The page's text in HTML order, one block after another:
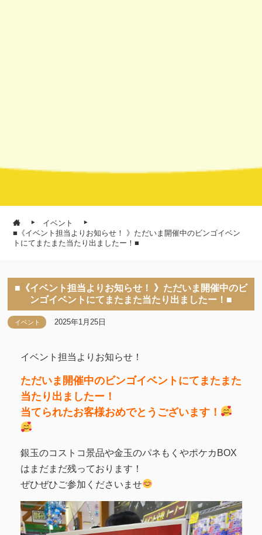
イベント
■《イベント担当よりお知らせ！ 》ただいま開催中のビンゴイベン
トにてまたまた当たり出ましたー！■
■《イベント担当よりお知らせ！ 》ただいま開催中のビ
ンゴイベントにてまたまた当たり出ましたー！■
イベント 2025年1月25日
イベント担当よりお知らせ！
ただいま開催中のビンゴイベントにてまたまた
当たり出ましたー！
当てられたお客様おめでとうございます！
銀玉のコストコ景品や金玉のパネもくやポケカBOX
はまだまだ残っております！
ぜひぜひご参加くださいませ